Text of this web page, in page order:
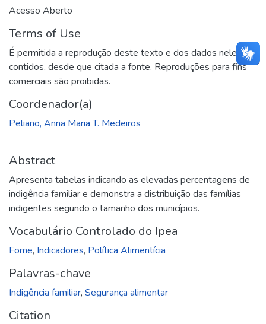
Acesso Aberto
Terms of Use
É permitida a reprodução deste texto e dos dados nele
contidos, desde que citada a fonte. Reproduções para fins
comerciais são proibidas.
Coordenador(a)
Peliano, Anna Maria T. Medeiros
Abstract
Apresenta tabelas indicando as elevadas percentagens de
indigência familiar e demonstra a distribuição das famílias
indigentes segundo o tamanho dos municípios.
Vocabulário Controlado do Ipea
Fome, Indicadores, Política Alimentícia
Palavras-chave
Indigência familiar, Segurança alimentar
Citation